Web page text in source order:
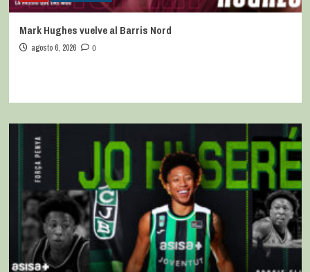
Mark Hughes vuelve al Barris Nord
agosto 6, 2026 0